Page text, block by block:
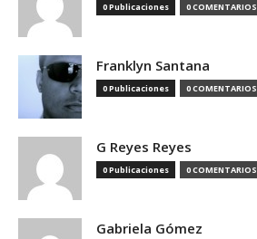
0 Publicaciones 0 COMENTARIOS
Franklyn Santana
0 Publicaciones 0 COMENTARIOS
G Reyes Reyes
0 Publicaciones 0 COMENTARIOS
Gabriela Gómez